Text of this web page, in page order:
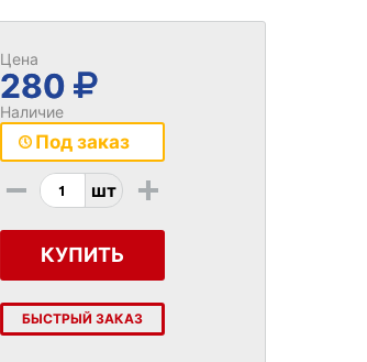
Цена
280
Наличие
Под заказ
- шт +
КУПИТЬ
БЫСТРЫЙ ЗАКАЗ